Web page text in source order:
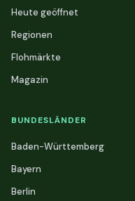
Heute geöffnet
Regionen
Flohmärkte
Magazin
BUNDESLÄNDER
Baden-Württemberg
Bayern
Berlin